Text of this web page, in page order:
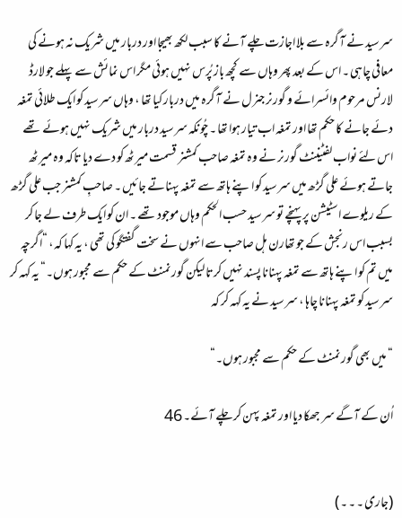
سرسید نے آگرہ سے بلا اجازت چلے آنے کا سبب لکھ بھیجا اور دربار میں شریک نہ ہونے کی
معافی چاہی ۔ اس کے بعد پھر وہاں سے کچھ باز پُرس نہیں ہوئی مگر اس نمائش سے پہلے جو لارڈ
لارنس مرحوم وائسرائے و گورنر جنرل نے آگرہ میں دربار کیا تھا ، وہاں سرسید کو ایک طلائی تمغہ
دئے جانے کا حکم تھا اور تمغہ اب تیار ہوا تھا ۔ چُونکہ سرسید دربار میں شریک نہیں ہوئے تھے
اس لئے نواب لفٹیننٹ گورنر نے وہ تمغہ صاحب کمشنر قسمت میرٹھ کو دے دیا تاکہ وہ میرٹھ
جاتے ہوئے علی گڑھ میں سرسید کو اپنے ہاتھ سے تمغہ پہناتے جائیں ۔ صاحبِ کمشنر جب علی گڑھ
کے ریلوے اسٹیشن پر پہنچے تو سرسید حسب الحکم وہاں موجود تھے ۔ ان کو ایک طرف لے جا کر
بسبب اس رنجش کے جو تھارن ہل صاحب سے انہوں نے سخت گفتگو کی تھی ، یہ کہا کہ، “اگرچہ
میں تم کو اپنے ہاتھ سے تمغہ پہنانا پسند نہیں کرتا لیکن گورنمنٹ کے حکم سے مجبور ہوں۔“ یہ کہہ کر
سرسید کو تمغہ پہنانا چاہا ، سرسید نے یہ کہہ کر کہ
“ میں بھی گورنمنٹ کے حکم سے مجبور ہوں۔“
اُن کے آگے سر جھکا دیا اور تمغہ پہن کر چلے آئے۔ 46
(جاری ۔ ۔ ۔ )